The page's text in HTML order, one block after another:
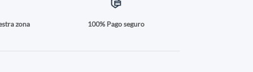
zona 100% Pago seguro